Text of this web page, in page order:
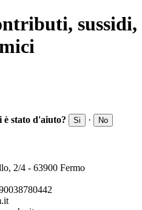
sussidi,
è stato d'aiuto?
Si · No
2/4 - 63900 Fermo